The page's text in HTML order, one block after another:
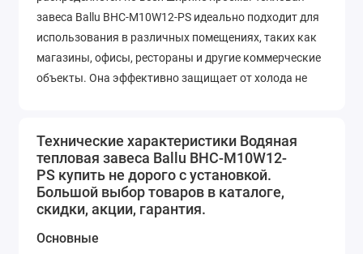
завеса Ballu BHC-M10W12-PS идеально подходит для
использования в различных помещениях, таких как
магазины, офисы, рестораны и другие коммерческие
объекты. Она эффективно защищает от холода не
Особенностью этой модели является возможность
регулировки скорости потока воздуха. Вы можете
выбрать оптимальную скорость, исходя из
конкретных условий и требований помещения. Это
позволяет достичь максимальной эффективности
работы и сэкономить энергию. Кроме того, тепловая
Технические характеристики Водяная
тепловая завеса Ballu BHC-M10W12-
PS купить не дорого с установкой.
Большой выбор товаров в каталоге,
скидки, акции, гарантия.
Основные